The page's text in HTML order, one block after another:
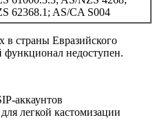
62368.1; AS/CA S004
в страны Евразийского
функционал недоступен.
аккаунтов
легкой кастомизации